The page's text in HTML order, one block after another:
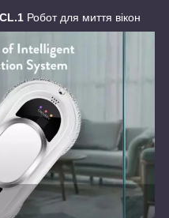
Робот для миття вікон